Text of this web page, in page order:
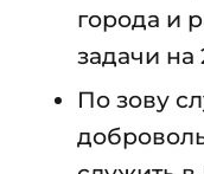
города и
задачи на
По зову